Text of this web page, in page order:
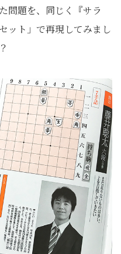
問題を、同じく『サラ
ット」で再現してみまし